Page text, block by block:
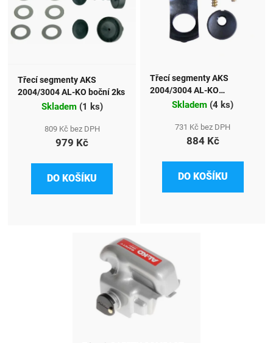
Třecí segmenty AKS
2004/3004 AL-KO boční 2ks
Skladem (1 ks)
809 Kč bez DPH
979 Kč
DO KOŠÍKU
Třecí segmenty AKS
2004/3004 AL-KO
přední/zadní
Skladem (4 ks)
731 Kč bez DPH
884 Kč
DO KOŠÍKU